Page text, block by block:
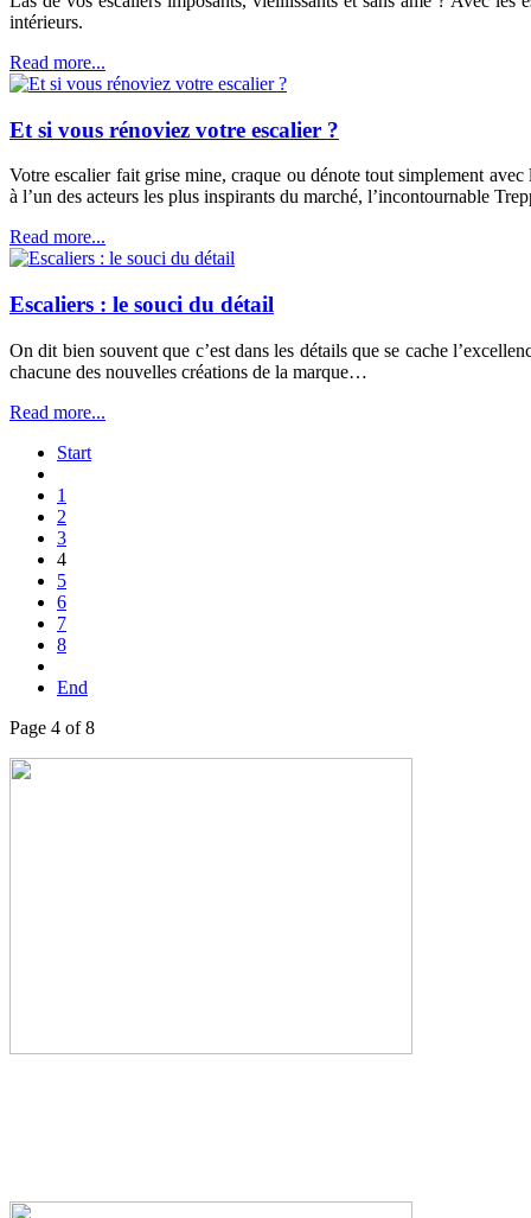
intérieurs.
Read more...
Et si vous rénoviez votre escalier ?
Votre escalier fait grise mine, craque ou dénote tout simplement
à l’un des acteurs les plus inspirants du marché, l’incontournable
Read more...
Escaliers : le souci du détail
On dit bien souvent que c’est dans les détails que se cache
chacune des nouvelles créations de la marque…
Read more...
Start
1
2
3
4
5
6
7
8
End
Page 4 of 8